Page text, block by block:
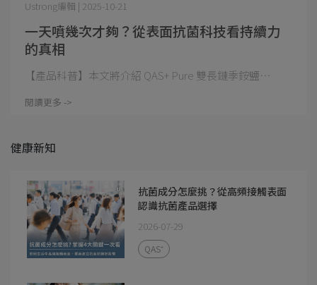
一天噴幾次才夠？從表面抗菌科技看持續力
的真相
Ustrong編輯 | 2025-10-21
【產品科普】本文將介紹 QAS+ Pure 雙長鏈季銨鹽⋯
閱讀更多 ->
健康新知
抗菌成分怎麼挑？從高頻接觸表面
認識抗菌產品選擇
2026-07-29
QAS⁺